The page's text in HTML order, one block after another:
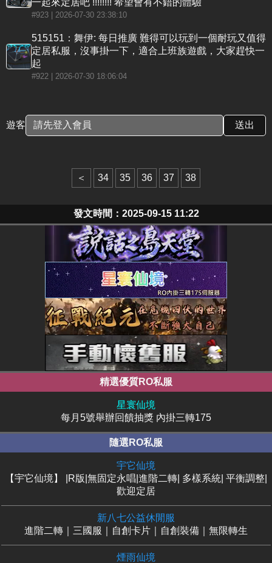
#923 | 2026-07-30 23:38:10
515151：舞伊: 每日推廣 難得可以玩到一個耐玩又值得
定居私服，沒事掛一下，適合上班族遊戲，大家趕快一
起
#922 | 2026-07-30 18:06:04
遊客
＜ 34 35 36 37 38
發文時間：2025-09-15 11:22
精選優質RO私服
星寰仙境
每月5號舉辦回饋抽獎 內掛三轉175
隨選RO私服
宇它仙境
【宇它仙境】 |R版|無固定永唱|進階二轉| 多樣系統| 平衡調整|
歡迎定居
新八七公益休閒服
進階二轉｜三國服｜自創卡片｜自創裝備｜無限轉生
煙雨仙境